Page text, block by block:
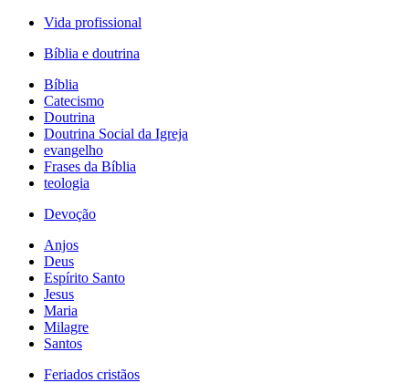
Vida profissional
Bíblia e doutrina
Bíblia
Catecismo
Doutrina
Doutrina Social da Igreja
evangelho
Frases da Bíblia
teologia
Devoção
Anjos
Deus
Espírito Santo
Jesus
Maria
Milagre
Santos
Feriados cristãos